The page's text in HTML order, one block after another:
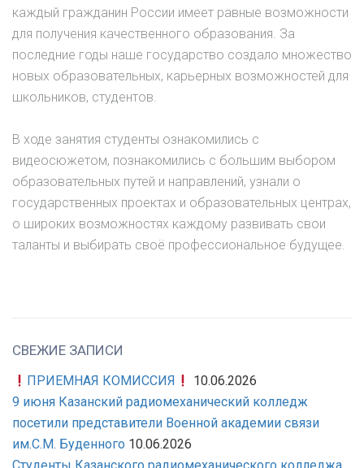
каждый гражданин России имеет равные возможности
для получения качественного образования. За
последние годы наше государство создало множество
новых образовательных, карьерных возможностей для
школьников, студентов.
В ходе занятия студенты ознакомились с
видеосюжетом, познакомились с большим выбором
образовательных путей и направлений, узнали о
государственных проектах и образовательных центрах,
о широких возможностях каждому развивать свои
таланты и выбирать своё профессиональное будущее.
СВЕЖИЕ ЗАПИСИ
ПРИЕМНАЯ КОМИССИЯ
10.06.2026
9 июня Казанский радиомеханический колледж
посетили представители Военной академии связи
им.С.М. Буденного 10.06.2026